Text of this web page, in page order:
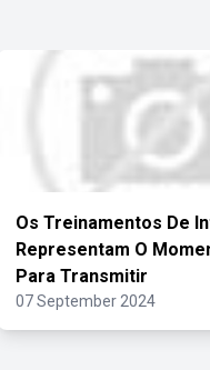
Os Treinamentos De
Representam O
Para Transmitir
07 September 2024